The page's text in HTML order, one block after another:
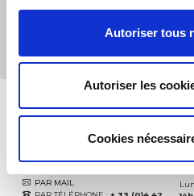
Autoriser tous
Autoriser les
Cookies
Excellent:
(depuis 2018)
PAR MAIL